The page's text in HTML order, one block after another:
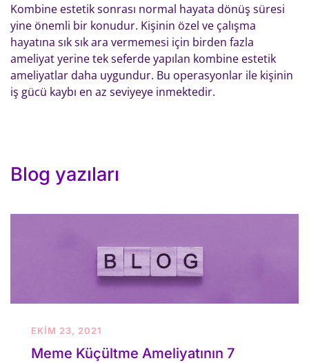
Kombine estetik sonrası normal hayata dönüş süresi
yine önemli bir konudur. Kişinin özel ve çalışma
hayatına sık sık ara vermemesi için birden fazla
ameliyat yerine tek seferde yapılan kombine estetik
ameliyatlar daha uygundur. Bu operasyonlar ile kişinin
iş gücü kaybı en az seviyeye inmektedir.
Blog yazıları
EKIM 23, 2021
Meme Küçültme Ameliyatının 7